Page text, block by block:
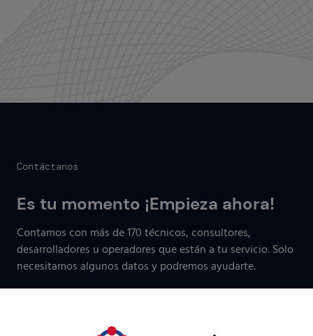
Contáctanos
Es tu momento ¡Empieza ahora!
Contamos con más de 170 técnicos, consultores,
desarrolladores u operadores que están a tu servicio. Solo
necesitamos algunos datos y podremos ayudarte.